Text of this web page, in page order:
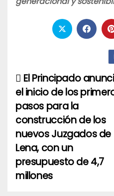
Navegación
de
entradas
El Principado
el inicio de los
pasos para la
construcción de los
nuevos Juzgados de
Lena, con un
presupuesto de 4,7
millones